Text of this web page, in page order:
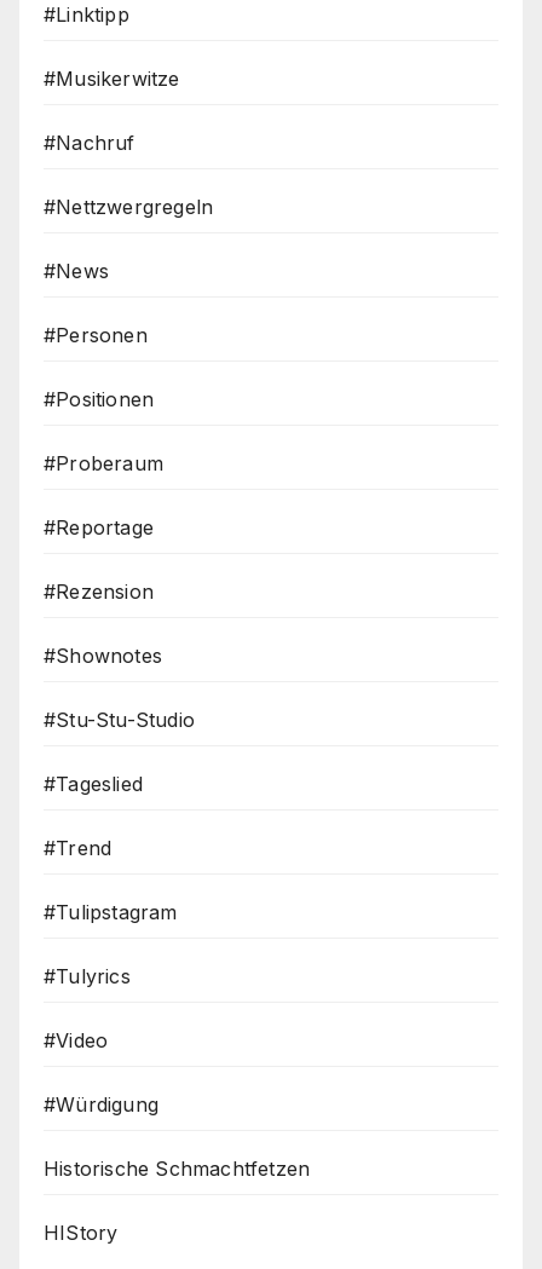
#Linktipp
#Musikerwitze
#Nachruf
#Nettzwergregeln
#News
#Personen
#Positionen
#Proberaum
#Reportage
#Rezension
#Shownotes
#Stu-Stu-Studio
#Tageslied
#Trend
#Tulipstagram
#Tulyrics
#Video
#Würdigung
Historische Schmachtfetzen
HIStory